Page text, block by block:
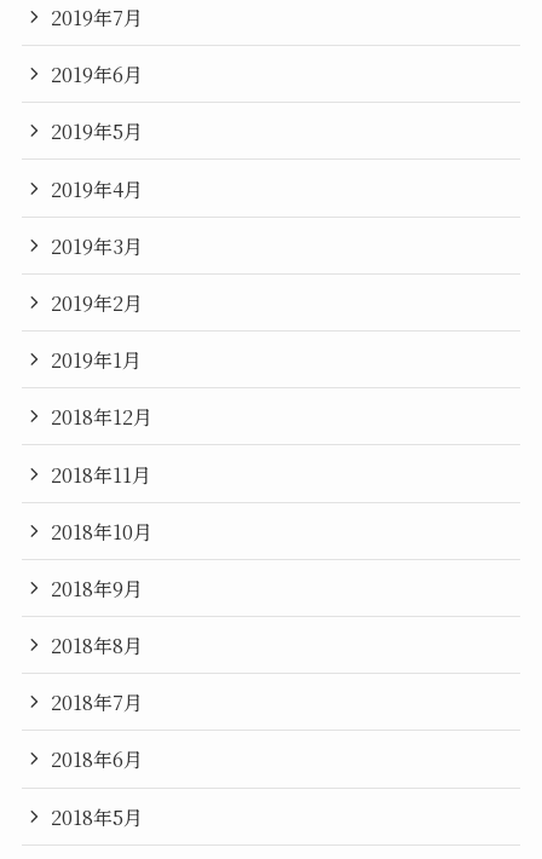
2019年7月
2019年6月
2019年5月
2019年4月
2019年3月
2019年2月
2019年1月
2018年12月
2018年11月
2018年10月
2018年9月
2018年8月
2018年7月
2018年6月
2018年5月